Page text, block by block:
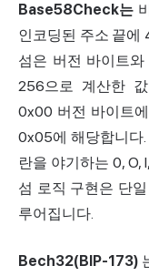
Base58Check는
인코딩된 주소 끝에
섬은 버전 바이트
256으로 계산한
0x00 버전 바이트
0x05에 해당합니다
란을 야기하는 0, O,
섬 로직 구현은 단
루어집니다.
Bech32(BIP-173)